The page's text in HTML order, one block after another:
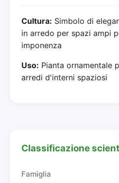
Cultura: Simbolo di
in arredo per spazi ampi
imponenza
Uso: Pianta ornamentale
arredi d'interni spaziosi
Classificazione
Famiglia